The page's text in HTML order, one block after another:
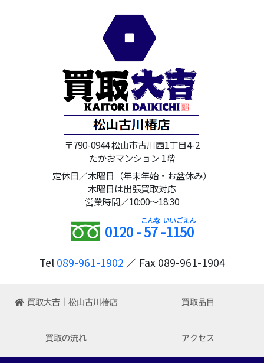
〒790-0944 松山市古川西1丁目4-2
たかおマンション 1階
定休日／木曜日（年末年始・お盆休み）
木曜日は出張買取対応
営業時間／10:00～18:30
0120 -57-1150
Tel 089-961-1902 ／ Fax 089-961-1904
買取大吉｜松山古川椿店 買取品目
買取の流れ アクセス